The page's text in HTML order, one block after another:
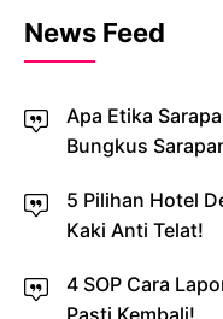
News Feed
Apa Etika
Bungkus
5 Pilihan Hotel
Kaki Anti Telat!
4 SOP Cara
Pasti Kembali!